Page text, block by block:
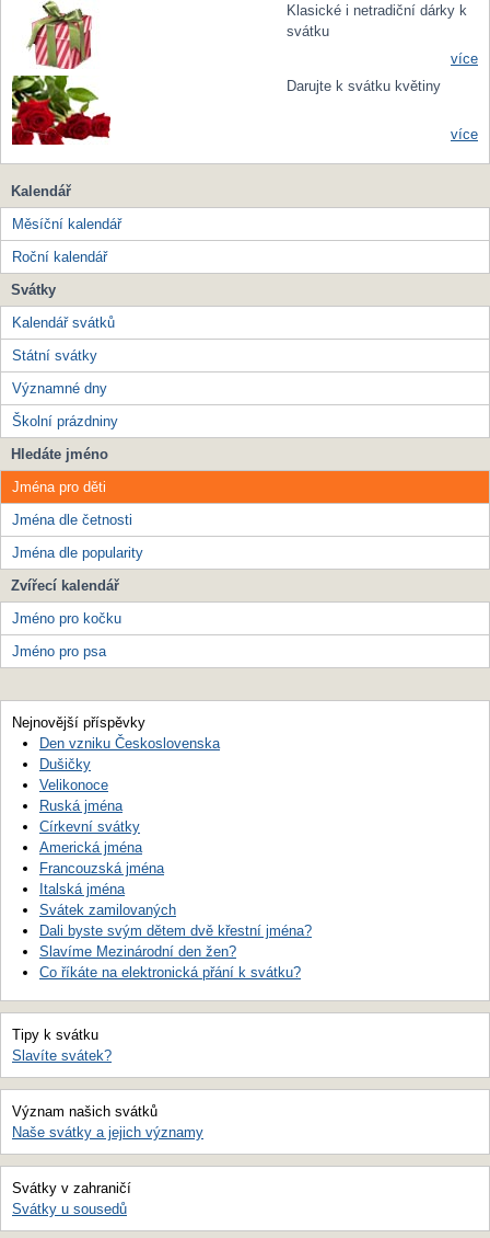
Klasické i netradiční dárky k
svátku
více
Darujte k svátku květiny
více
Kalendář
Měsíční kalendář
Roční kalendář
Svátky
Kalendář svátků
Státní svátky
Významné dny
Školní prázdniny
Hledáte jméno
Jména pro děti
Jména dle četnosti
Jména dle popularity
Zvířecí kalendář
Jméno pro kočku
Jméno pro psa
Nejnovější příspěvky
Den vzniku Československa
Dušičky
Velikonoce
Ruská jména
Církevní svátky
Americká jména
Francouzská jména
Italská jména
Svátek zamilovaných
Dali byste svým dětem dvě křestní jména?
Slavíme Mezinárodní den žen?
Co říkáte na elektronická přání k svátku?
Tipy k svátku
Slavíte svátek?
Význam našich svátků
Naše svátky a jejich významy
Svátky v zahraničí
Svátky u sousedů